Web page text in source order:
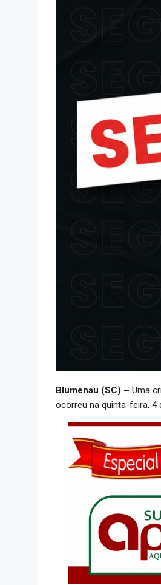
Blumenau (SC) – Uma
ocorreu na quinta-feira, 4